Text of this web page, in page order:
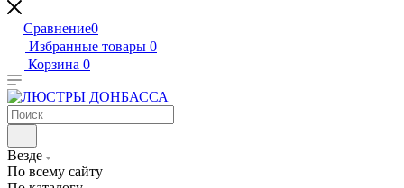
Сравнение0
Избранные товары 0
Корзина 0
Везде
По всему сайту